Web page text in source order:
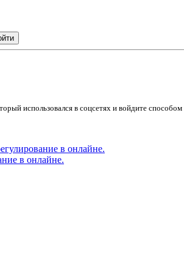
использовался в соцсетях и войдите способом
в онлайне.